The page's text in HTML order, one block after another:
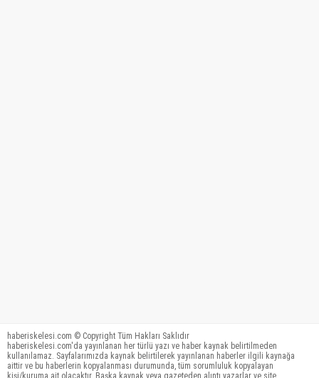
haberiskelesi.com © Copyright Tüm Hakları Saklıdır
haberiskelesi.com'da yayınlanan her türlü yazı ve haber kaynak belirtilmeden
kullanılamaz. Sayfalarımızda kaynak belirtilerek yayınlanan haberler ilgili kaynağa
aittir ve bu haberlerin kopyalanması durumunda, tüm sorumluluk kopyalayan
kişi/kuruma ait olacaktır. Başka kaynak veya gazeteden alıntı yazarlar ve site